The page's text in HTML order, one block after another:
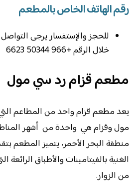
رقم الهاتف الخاص بالمطعم
للحجز والإستفسار يرجى
خلال الرقم +966 50344 6623
مطعم قزام رد سي مول
يعد مطعم قزام واحد من المطاعم
مول وقزام هي واحدة من أشهر
منطقة البحر الأحمر، يتميز المطعم
الغنية بالفيتامينات والأطباق الرائعة
من الزوار.